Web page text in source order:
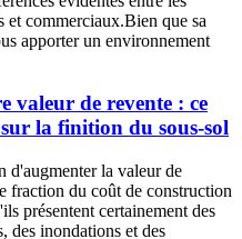
et commerciaux.Bien que sa
apporter un environnement
valeur de revente : ce
la finition du sous-sol
d'augmenter la valeur de
fraction du coût de construction
présentent certainement des
des inondations et des